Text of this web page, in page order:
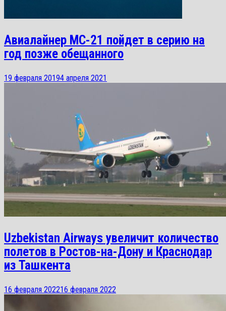
Авиалайнер МС-21 пойдет в серию на
год позже обещанного
19 февраля 20194 апреля 2021
Uzbekistan Airways увеличит количество
полетов в Ростов-на-Дону и Краснодар
из Ташкента
16 февраля 202216 февраля 2022